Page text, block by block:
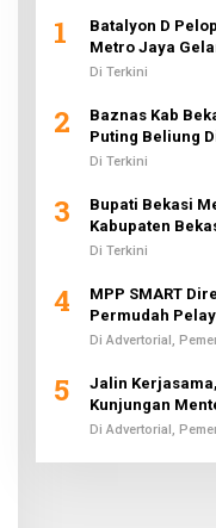
1
Batalyon D
Metro Jaya
Ramadhan 1442 H
Di Terkini
2
Baznas Kab
Puting Beliung
Di Terkini
3
Bupati Bekasi
Kabupaten
Di Terkini
4
MPP SMART
Permudah
Di Advertorial,
5
Jalin
Kunjungan
Di Advertorial,